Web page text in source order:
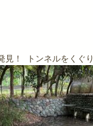
見！ トンネルをくぐり